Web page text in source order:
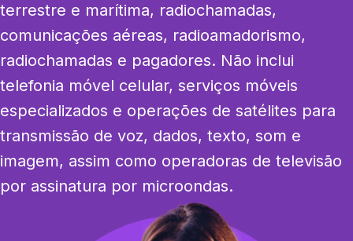
terrestre e marítima, radiochamadas,
comunicações aéreas, radioamadorismo,
radiochamadas e pagadores. Não inclui
telefonia móvel celular, serviços móveis
especializados e operações de satélites para
transmissão de voz, dados, texto, som e
imagem, assim como operadoras de televisão
por assinatura por microondas.